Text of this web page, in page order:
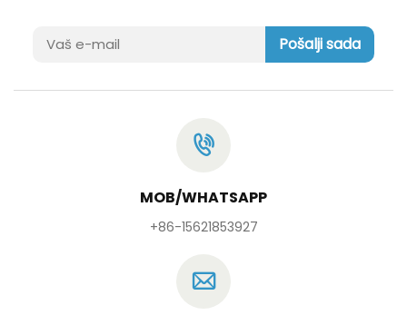
Pošalji sada
MOB/WHATSAPP
+86-15621853927